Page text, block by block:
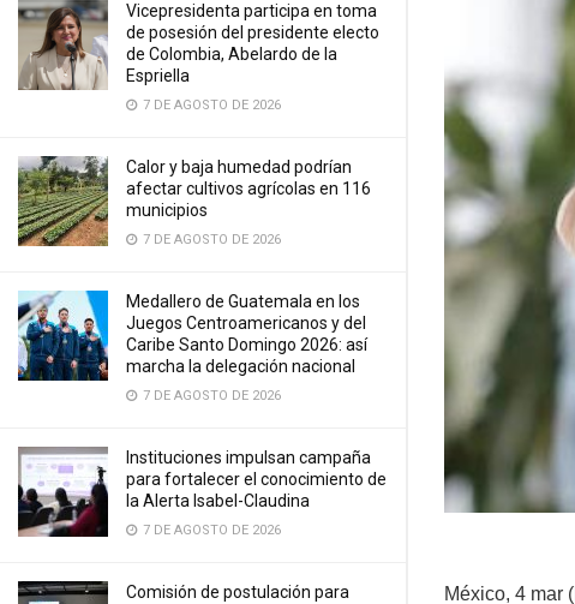
Vicepresidenta participa en toma
de posesión del presidente electo
de Colombia, Abelardo de la
Espriella
7 DE AGOSTO DE 2026
Calor y baja humedad podrían
afectar cultivos agrícolas en 116
municipios
7 DE AGOSTO DE 2026
Medallero de Guatemala en los
Juegos Centroamericanos y del
Caribe Santo Domingo 2026: así
marcha la delegación nacional
7 DE AGOSTO DE 2026
Instituciones impulsan campaña
para fortalecer el conocimiento de
la Alerta Isabel-Claudina
7 DE AGOSTO DE 2026
Comisión de postulación para
México, 4 mar (